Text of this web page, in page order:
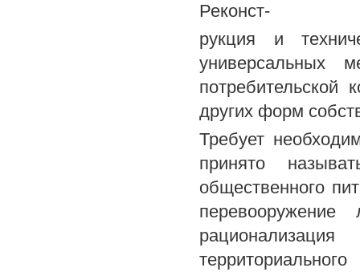
Реконст-
рукция и
универсальных
потребительской
других форм
Требует
принято
общественного